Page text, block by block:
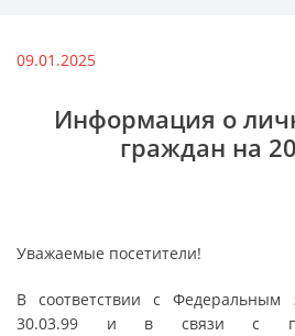
09.01.2025
Информация о
граждан на
Уважаемые посетители!
В соответствии с
30.03.99 и в связи с